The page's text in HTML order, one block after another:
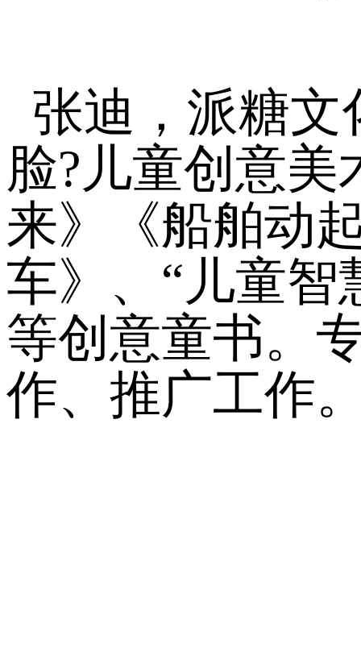
张迪，派糖文
脸?儿童创意
来》《船舶动
车》、“儿童
等创意童书。
作、推广工作